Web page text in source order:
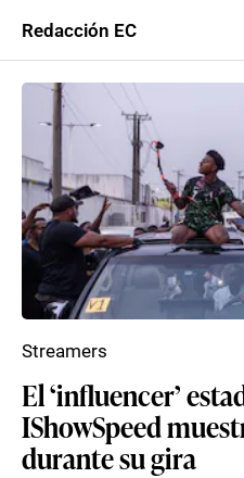
Redacción EC
El ‘influencer’
IShowSpeed
durante su gira
Streamers